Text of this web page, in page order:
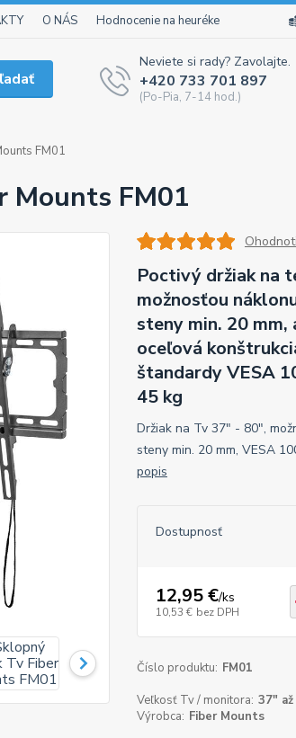
O NÁS Hodnocenie na heuréke
Neviete si rady? Zavolajte.
+420 733 701 897
(Po-Pia, 7-14 hod.)
FM01
Mounts FM01
Poctivý držiak na
možnosťou
steny min. 20
oceľová
štandardy VESA
45 kg
Držiak na Tv 37" - 80",
steny min. 20 mm, VESA
popis
Dostupnosť
12,95 €/ks
10,53 € bez DPH
Číslo produktu: FM01
Veľkosť Tv / monitora: 37"
Výrobca: Fiber Mounts